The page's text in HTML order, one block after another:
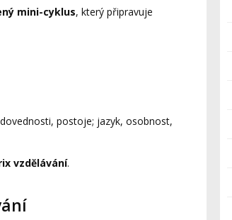
mini-cyklus, který připravuje
postoje; jazyk, osobnost,
vzdělávání.